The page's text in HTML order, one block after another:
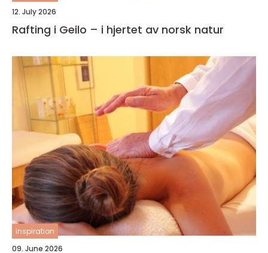
12. July 2026
Rafting i Geilo – i hjertet av norsk natur
inspiration
09. June 2026